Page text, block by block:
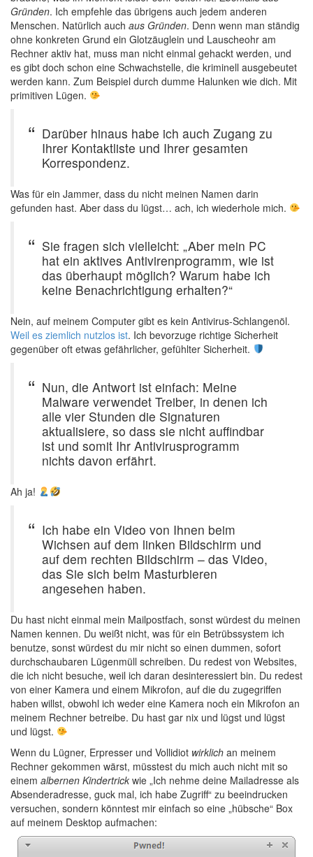
Gründen. Ich empfehle das übrigens auch jedem anderen
Menschen. Natürlich auch aus Gründen. Denn wenn man ständig
ohne konkreten Grund ein Glotzäuglein und Lauscheohr am
Rechner aktiv hat, muss man nicht einmal gehackt werden, und
es gibt doch schon eine Schwachstelle, die kriminell ausgebeutet
werden kann. Zum Beispiel durch dumme Halunken wie dich. Mit
primitiven Lügen.
Darüber hinaus habe ich auch Zugang zu
Ihrer Kontaktliste und Ihrer gesamten
Korrespondenz.
Was für ein Jammer, dass du nicht meinen Namen darin
gefunden hast. Aber dass du lügst… ach, ich wiederhole mich.
Sie fragen sich vielleicht: „Aber mein PC
hat ein aktives Antivirenprogramm, wie ist
das überhaupt möglich? Warum habe ich
keine Benachrichtigung erhalten?“
Nein, auf meinem Computer gibt es kein Antivirus-Schlangenöl.
Weil es ziemlich nutzlos ist. Ich bevorzuge richtige Sicherheit
gegenüber oft etwas gefährlicher, gefühlter Sicherheit.
Nun, die Antwort ist einfach: Meine
Malware verwendet Treiber, in denen ich
alle vier Stunden die Signaturen
aktualisiere, so dass sie nicht auffindbar
ist und somit Ihr Antivirusprogramm
nichts davon erfährt.
Ah ja!
Ich habe ein Video von Ihnen beim
Wichsen auf dem linken Bildschirm und
auf dem rechten Bildschirm – das Video,
das Sie sich beim Masturbieren
angesehen haben.
Du hast nicht einmal mein Mailpostfach, sonst würdest du meinen
Namen kennen. Du weißt nicht, was für ein Betrübssystem ich
benutze, sonst würdest du mir nicht so einen dummen, sofort
durchschaubaren Lügenmüll schreiben. Du redest von Websites,
die ich nicht besuche, weil ich daran desinteressiert bin. Du redest
von einer Kamera und einem Mikrofon, auf die du zugegriffen
haben willst, obwohl ich weder eine Kamera noch ein Mikrofon an
meinem Rechner betreibe. Du hast gar nix und lügst und lügst
und lügst.
Wenn du Lügner, Erpresser und Vollidiot wirklich an meinem
Rechner gekommen wärst, müsstest du mich auch nicht mit so
einem albernen Kindertrick wie „Ich nehme deine Mailadresse als
Absenderadresse, guck mal, ich habe Zugriff“ zu beeindrucken
versuchen, sondern könntest mir einfach so eine „hübsche“ Box
auf meinem Desktop aufmachen: